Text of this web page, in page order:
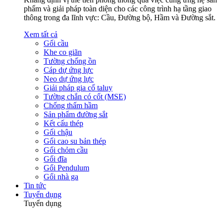
phẩm và giải pháp toàn diện cho các công trình hạ tầng giao
thông trong đa lĩnh vực: Cầu, Đường bộ, Hầm và Đường sắt.
Xem tất cả
Gối cầu
Khe co giãn
Tường chống ồn
Cáp dự ứng lực
Neo dự ứng lực
Giải pháp gia cố taluy
Tường chắn có cốt (MSE)
Chống thấm hầm
Sản phẩm đường sắt
Kết cấu thép
Gối chậu
Gối cao su bản thép
Gối chỏm cầu
Gối đĩa
Gối Pendulum
Gối nhà ga
Tin tức
Tuyển dụng
Tuyển dụng